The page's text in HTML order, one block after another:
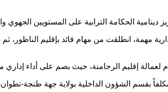
دينامية الحكامة الترابية على المستويين الجهوي
للإدارة الترابية. وقد راكم تجربة إدارية مهمة، انطلقت من مهام قائد
بقسم الشؤون الداخلية بولاية جهة طنجة-